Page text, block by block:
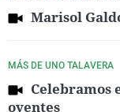
Marisol
MÁS DE UNO TALAVERA
Celebramos
oyentes